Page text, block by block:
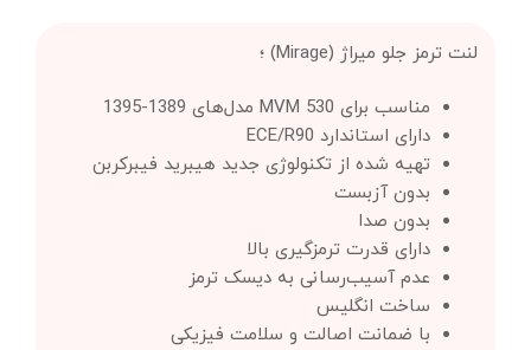
لنت ترمز جلو میراژ (Mirage) ؛
مناسب برای MVM 530 مدل‌های 1389-1395
دارای استاندارد ECE/R90
تهیه شده از تکنولوژی جدید هیبرید فیبرکربن
بدون آزبست
بدون صدا
دارای قدرت ترمزگیری بالا
عدم آسیب‌رسانی به دیسک ترمز
ساخت انگلیس
با ضمانت اصالت و سلامت فیزیکی